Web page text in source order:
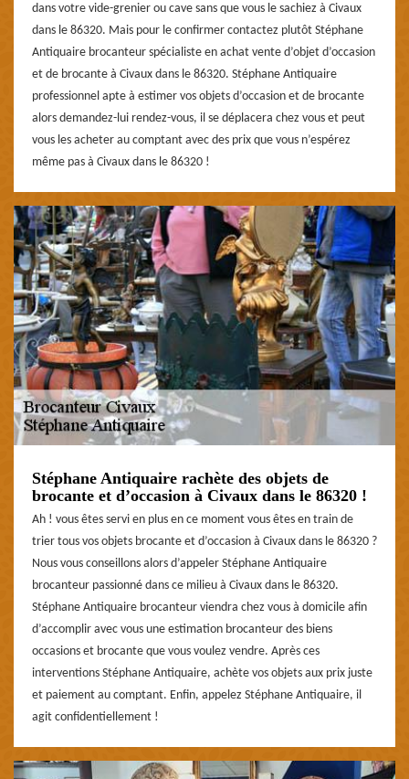
dans votre vide-grenier ou cave sans que vous le sachiez à Civaux
dans le 86320. Mais pour le confirmer contactez plutôt Stéphane
Antiquaire brocanteur spécialiste en achat vente d’objet d’occasion
et de brocante à Civaux dans le 86320. Stéphane Antiquaire
professionnel apte à estimer vos objets d’occasion et de brocante
alors demandez-lui rendez-vous, il se déplacera chez vous et peut
vous les acheter au comptant avec des prix que vous n’espérez
même pas à Civaux dans le 86320 !
Stéphane Antiquaire rachète des objets de
brocante et d’occasion à Civaux dans le 86320 !
Ah ! vous êtes servi en plus en ce moment vous êtes en train de
trier tous vos objets brocante et d’occasion à Civaux dans le 86320 ?
Nous vous conseillons alors d’appeler Stéphane Antiquaire
brocanteur passionné dans ce milieu à Civaux dans le 86320.
Stéphane Antiquaire brocanteur viendra chez vous à domicile afin
d’accomplir avec vous une estimation brocanteur des biens
occasions et brocante que vous voulez vendre. Après ces
interventions Stéphane Antiquaire, achète vos objets aux prix juste
et paiement au comptant. Enfin, appelez Stéphane Antiquaire, il
agit confidentiellement !